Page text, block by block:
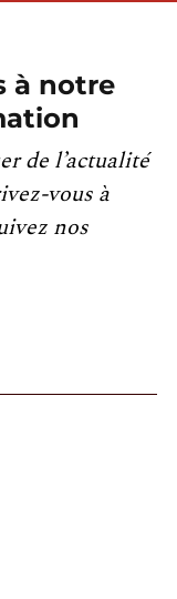
à notre
de l’actualité
vous à
nos